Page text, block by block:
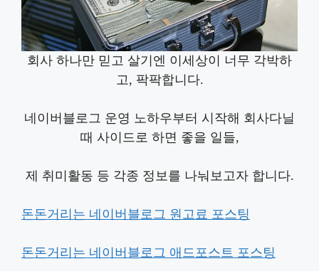
회사 하나만 믿고 살기엔 이세상이 너무 각박하
고, 팍팍합니다.
네이버블로그 운영 노하우부터 시작해 회사다닐
때 사이드로 하면 좋을 일들,
제 취미활동 등 각종 정보를 나눠보고자 합니다.
돈돈거리는 네이버블로그 원고료 포스팅
돈돈거리는 네이버블로그 애드포스트 포스팅